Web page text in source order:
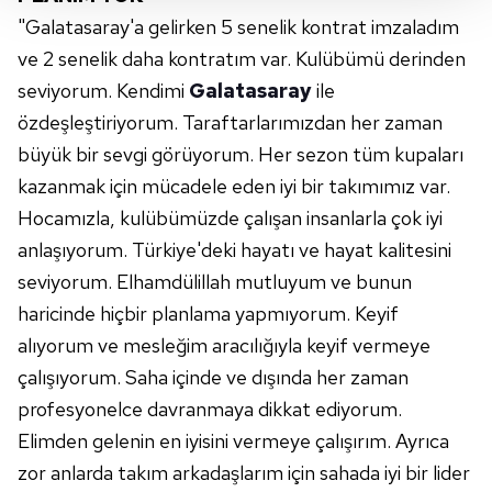
takdirde, kullanıcılara hedefli reklamlar
gösterilmeyecektir."
Sizlere daha iyi bir hizmet sunabilmek için İnternet
Sitemizde kendimize ve üçüncü kişilere ait çerezler
kullanılmaktadır. Bu çerezler vasıtasıyla çeşitli kişisel
verileriniz işlenmekte olup gerekli olan çerezler bilgi
toplumu hizmetlerinin sunulması amacıyla
kullanılmaktadır. Diğer çerezler, sitemizin daha işlevsel
kılınması ve kişiselleştirilmesi ve sizlere yönelik
reklam/pazarlama faaliyetlerinin yapılması, amaçlarıyla
sınırlı olarak açık rızanız dahilinde kullanılacaktır.
Çerezlere ilişkin tercihlerinizi aşağıda yer alan panel
vasıtasıyla belirleyebilirsiniz. Çerezlere ilişkin detaylı bilgi
için Ayarlar butonuna tıklayabilir,
Çerez Bilgilendirme
Metnimiziziyaret edebilirsiniz.
"Galatasaray'a gelirken 5 senelik kontrat imzaladım
ve 2 senelik daha kontratım var. Kulübümü derinden
seviyorum. Kendimi Galatasarayile
özdeşleştiriyorum. Taraftarlarımızdan her zaman
büyük bir sevgi görüyorum. Her sezon tüm kupaları
kazanmak için mücadele eden iyi bir takımımız var.
Hocamızla, kulübümüzde çalışan insanlarla çok iyi
anlaşıyorum. Türkiye'deki hayatı ve hayat kalitesini
seviyorum. Elhamdülillah mutluyum ve bunun
haricinde hiçbir planlama yapmıyorum. Keyif
alıyorum ve mesleğim aracılığıyla keyif vermeye
çalışıyorum. Saha içinde ve dışında her zaman
profesyonelce davranmaya dikkat ediyorum.
Elimden gelenin en iyisini vermeye çalışırım. Ayrıca
zor anlarda takım arkadaşlarım için sahada iyi bir lider